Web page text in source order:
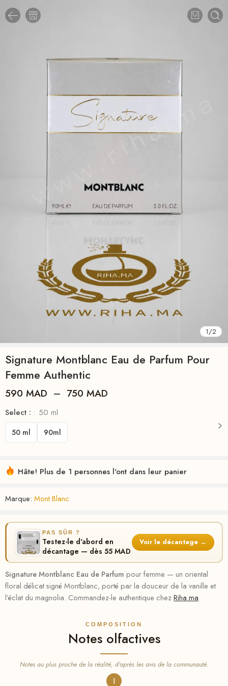
1/2
Signature Montblanc Eau de Parfum Pour
Femme Authentic
590 MAD – 750 MAD
Select : 50 ml
50 ml 90ml
Hâte! Plus de 1 personnes l'ont dans leur panier
Marque: Mont Blanc
PAS SÛR ?
Testez-le d'abord en
décantage — dès 55 MAD
Voir le décantage →
Signature Montblanc Eau de Parfum pour femme — un oriental
floral délicat signé Montblanc, porté par la douceur de la vanille et
l’éclat du magnolia. Commandez-le authentique chezRiha.ma.
COMPOSITION
Notes olfactives
Notes au plus proche de la réalité, d’après les avis de la communauté.
I